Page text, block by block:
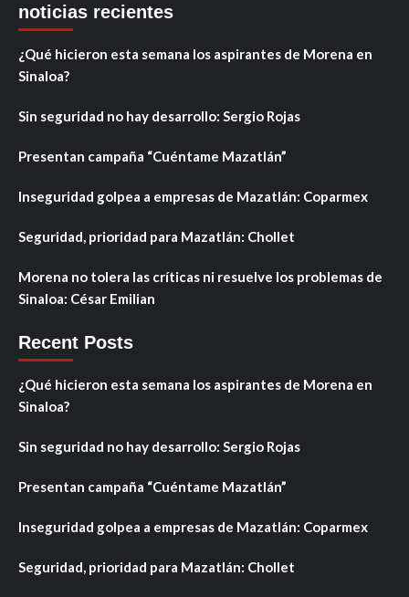
noticias recientes
¿Qué hicieron esta semana los aspirantes de Morena en
Sinaloa?
Sin seguridad no hay desarrollo: Sergio Rojas
Presentan campaña “Cuéntame Mazatlán”
Inseguridad golpea a empresas de Mazatlán: Coparmex
Seguridad, prioridad para Mazatlán: Chollet
Morena no tolera las críticas ni resuelve los problemas de
Sinaloa: César Emilian
Recent Posts
¿Qué hicieron esta semana los aspirantes de Morena en
Sinaloa?
Sin seguridad no hay desarrollo: Sergio Rojas
Presentan campaña “Cuéntame Mazatlán”
Inseguridad golpea a empresas de Mazatlán: Coparmex
Seguridad, prioridad para Mazatlán: Chollet